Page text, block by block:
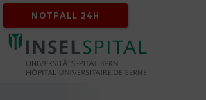
NOTFALL 24H